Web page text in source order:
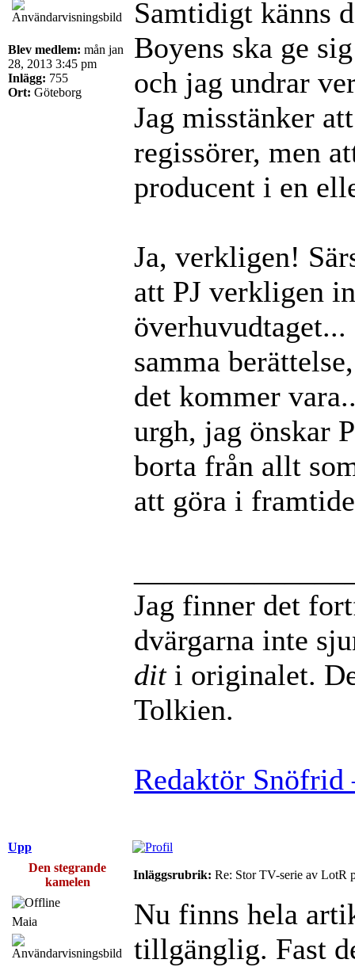
Blev medlem: mån jan
28, 2013 3:45 pm
Inlägg: 755
Ort: Göteborg
Samtidigt känns
Boyens ska ge
och jag undrar
Jag misstänker
regissörer, men
producent i en
Ja, verkligen!
att PJ verkligen
samma
det kommer
urgh, jag önskar
borta från allt
att göra i
Jag finner det
dvärgarna inte
diti originalet.
Tolkien.
Redaktör
Upp
Den stegrande
kamelen
Inläggsrubrik: Re: Stor TV-serie av LotR
Maia
Nu finns hela
tillgänglig. Fast